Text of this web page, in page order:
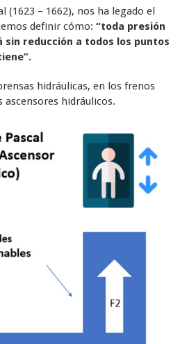
– 1662), nos ha legado el
definir cómo: “toda presión
reducción a todos los puntos
hidráulicas, en los frenos
hidráulicos.